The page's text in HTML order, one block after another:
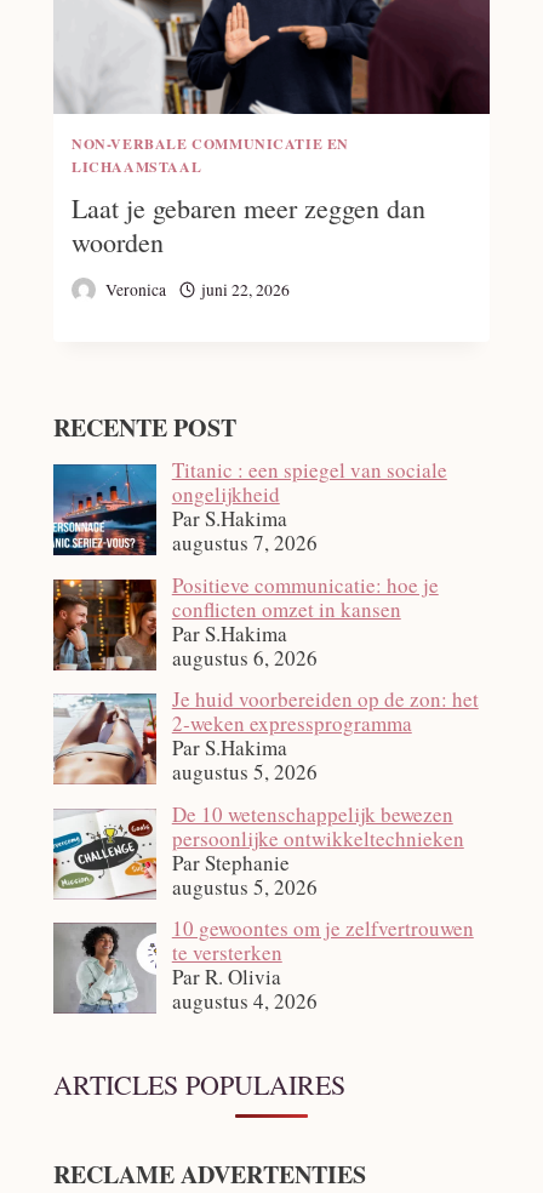
NON-VERBALE COMMUNICATIE EN
LICHAAMSTAAL
Laat je gebaren meer zeggen dan
woorden
Veronica juni 22, 2026
RECENTE POST
Titanic : een spiegel van sociale
ongelijkheid
Par S.Hakima
augustus 7, 2026
Positieve communicatie: hoe je
conflicten omzet in kansen
Par S.Hakima
augustus 6, 2026
Je huid voorbereiden op de zon: het
2‑weken expressprogramma
Par S.Hakima
augustus 5, 2026
De 10 wetenschappelijk bewezen
persoonlijke ontwikkeltechnieken
Par Stephanie
augustus 5, 2026
10 gewoontes om je zelfvertrouwen
te versterken
Par R. Olivia
augustus 4, 2026
ARTICLES POPULAIRES
RECLAME ADVERTENTIES